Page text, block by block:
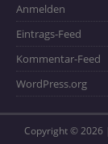
Anmelden
Eintrags-Feed
Kommentar-Feed
WordPress.org
Copyright © 2026